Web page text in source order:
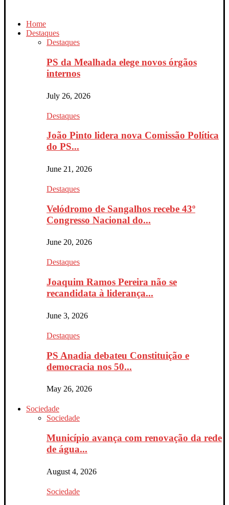
Home
Destaques
Destaques
PS da Mealhada elege novos órgãos
internos
July 26, 2026
Destaques
João Pinto lidera nova Comissão Política
do PS...
June 21, 2026
Destaques
Velódromo de Sangalhos recebe 43º
Congresso Nacional do...
June 20, 2026
Destaques
Joaquim Ramos Pereira não se
recandidata à liderança...
June 3, 2026
Destaques
PS Anadia debateu Constituição e
democracia nos 50...
May 26, 2026
Sociedade
Sociedade
Município avança com renovação da rede
de água...
August 4, 2026
Sociedade